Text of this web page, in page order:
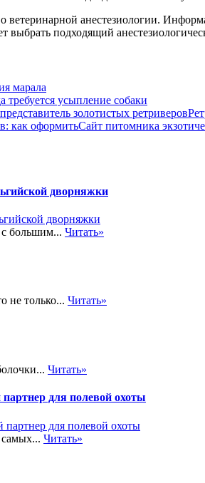
ветеринарной анестезиологии.
выбрать подходящий
марала
требуется усыпление собаки
Сайт питомника
дворняжки
большим... Читать»
не только... Читать»
Читать»
для полевой охоты
Читать»